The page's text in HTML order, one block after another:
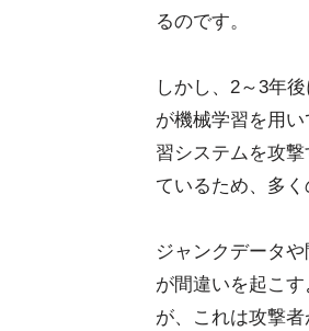
るのです。
しかし、2～3年
が機械学習を用
習システムを攻
ているため、多く
ジャンクデータ
が間違いを起こ
が、これは攻撃